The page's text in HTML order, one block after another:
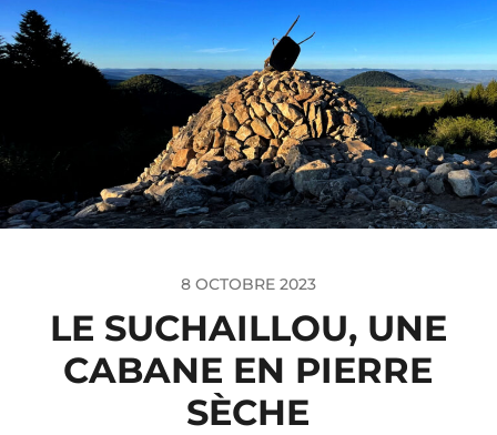
8 OCTOBRE 2023
LE SUCHAILLOU, UNE
CABANE EN PIERRE
SÈCHE